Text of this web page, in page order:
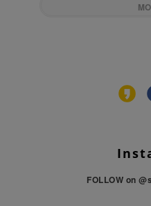
FOLLOW on